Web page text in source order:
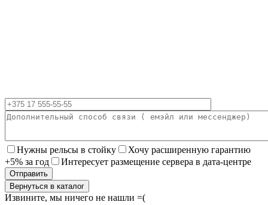
Нужны рельсы в стойку
Хочу расширенную гарантию
+5% за год
Интересует размещение сервера в дата-центре
Вернуться в каталог
Извините, мы ничего не нашли =(